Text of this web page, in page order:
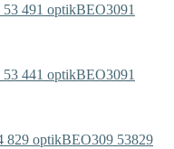
BEO3091
BEO3091
BEO309 53829